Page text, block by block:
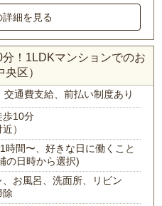
詳細を見る
！1LDKマンションでのお
区）
交通費支給、前払い制度あり
歩10分
）
時間〜、好きな日に働くこと
の日時から選択)
お風呂、洗面所、リビン
除